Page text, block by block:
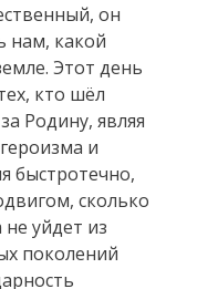
он
нам, какой
Этот день
кто шёл
Родину, являя
и
быстротечно,
сколько
уйдет из
поколений